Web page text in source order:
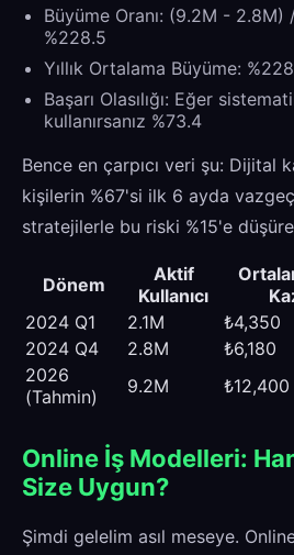
Büyüme Oranı: (9.2M -
%228.5
Yıllık Ortalama Büyüme:
Başarı Olasılığı: Eğer
kullanırsanız %73.4
Bence en çarpıcı veri şu: Dijital
kişilerin %67'si ilk 6 ayda
stratejilerle bu riski %15'e
Dönem
Aktif
Kullanıcı
2024 Q1
2.1M ₺4,350
2024 Q4
2.8M ₺6,180
2026
(Tahmin)
9.2M ₺12,400
Online İş Modelleri:
Size Uygun?
Şimdi gelelim asıl meseye.